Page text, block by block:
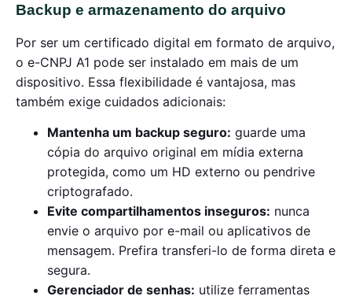
Backup e armazenamento do arquivo
Por ser um certificado digital em formato de arquivo,
o e-CNPJ A1 pode ser instalado em mais de um
dispositivo. Essa flexibilidade é vantajosa, mas
também exige cuidados adicionais:
Mantenha um backup seguro: guarde uma
cópia do arquivo original em mídia externa
protegida, como um HD externo ou pendrive
criptografado.
Evite compartilhamentos inseguros: nunca
envie o arquivo por e-mail ou aplicativos de
mensagem. Prefira transferi-lo de forma direta e
segura.
Gerenciador de senhas: utilize ferramentas